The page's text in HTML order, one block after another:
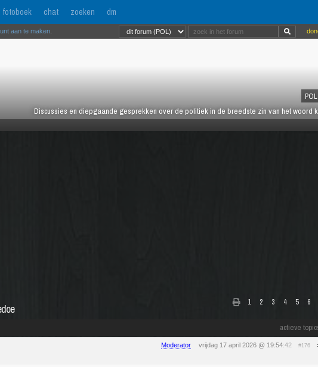
fotoboek chat zoeken dm
POL
Discussies en diepgaande gesprekken over de politiek in de breedste zin van het woord
aan te maken
1 2 3 4 5 6
actieve
Moderator vrijdag 17 april 2026 @ 19:54:42 #176